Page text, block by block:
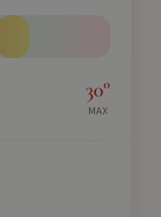
30°
MAX